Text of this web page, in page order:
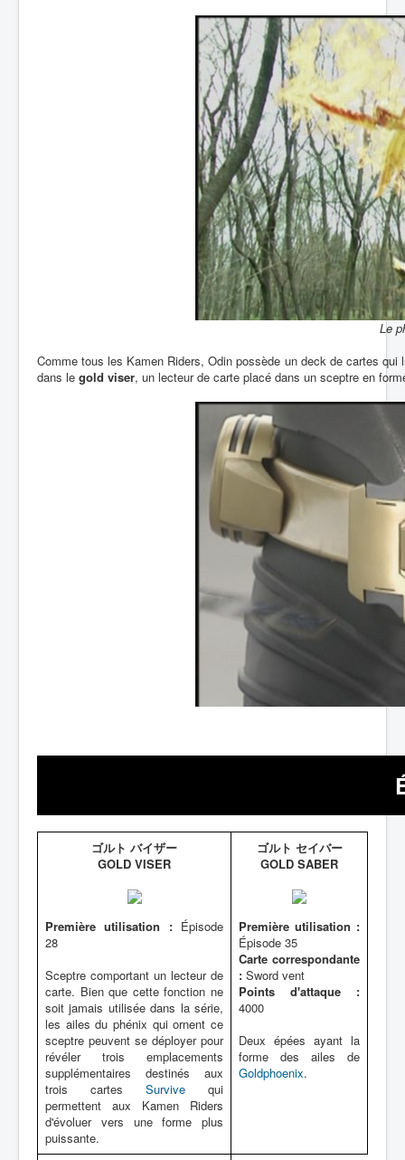
Le
Comme tous les Kamen Riders, Odin possède un deck de cartes
dans le gold viser, un lecteur de carte placé dans un sceptre en
ゴルト バイザー
GOLD VISER
Première utilisation :Épisode
28
Sceptre comportant un lecteur de
carte. Bien que cette fonction ne
soit jamais utilisée dans la série,
les ailes du phénix qui ornent ce
sceptre peuvent se déployer pour
révéler trois emplacements
supplémentaires destinés aux
trois cartes Survive qui
permettent aux Kamen Riders
d'évoluer vers une forme plus
puissante.
ゴルト セイバー
GOLD SABER
Première utilisation :
Épisode 35
Carte correspondante
: Sword vent
Points d'attaque :
4000
Deux épées ayant la
forme des ailes de
Goldphoenix.